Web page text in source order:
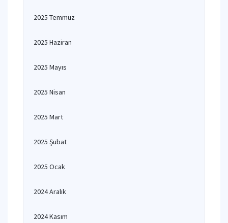
2025 Temmuz
2025 Haziran
2025 Mayıs
2025 Nisan
2025 Mart
2025 Şubat
2025 Ocak
2024 Aralık
2024 Kasım